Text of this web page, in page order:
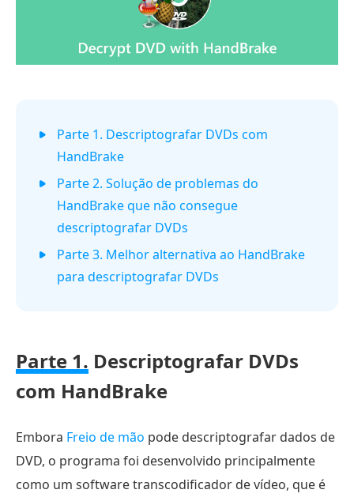
Parte 1. Descriptografar DVDs com
HandBrake
Parte 2. Solução de problemas do
HandBrake que não consegue
descriptografar DVDs
Parte 3. Melhor alternativa ao HandBrake
para descriptografar DVDs
Parte 1. Descriptografar DVDs
com HandBrake​
Embora Freio de mão pode descriptografar dados de
DVD, o programa foi desenvolvido principalmente
como um software transcodificador de vídeo, que é